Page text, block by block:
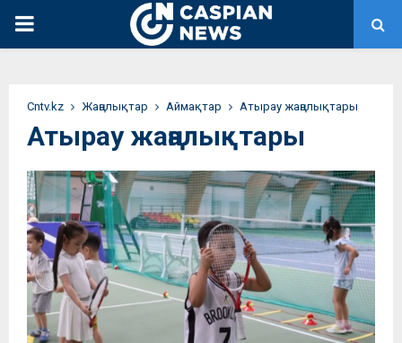
PRIMARY
Сntv.kz Жаңалықтар Аймақтар Атырау жаңалықтары
Атырау жаңалықтары